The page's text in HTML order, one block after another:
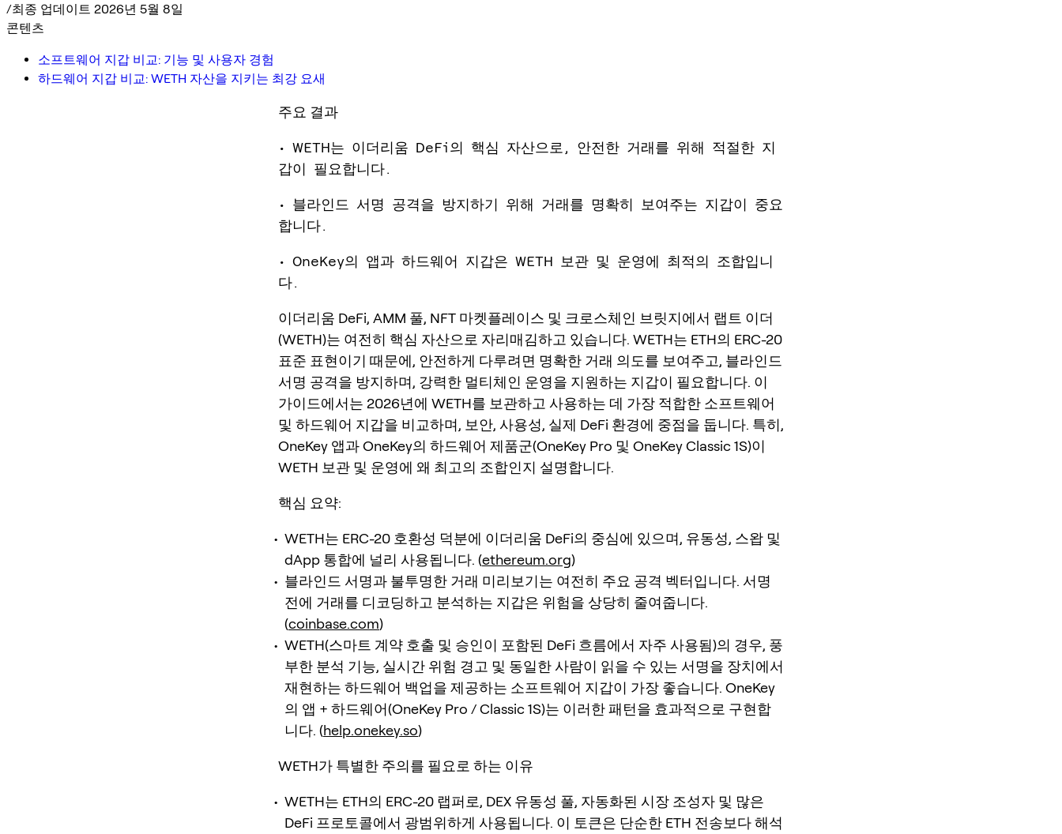
/최종 업데이트 2026년 5월 8일
콘텐츠
소프트웨어 지갑 비교: 기능 및 사용자 경험
하드웨어 지갑 비교: WETH 자산을 지키는 최강 요새
주요 결과
• WETH는 이더리움 DeFi의 핵심 자산으로, 안전한 거래를 위해 적절한 지
갑이 필요합니다.
• 블라인드 서명 공격을 방지하기 위해 거래를 명확히 보여주는 지갑이 중요
합니다.
• OneKey의 앱과 하드웨어 지갑은 WETH 보관 및 운영에 최적의 조합입니
다.
이더리움 DeFi, AMM 풀, NFT 마켓플레이스 및 크로스체인 브릿지에서 랩트 이더
(WETH)는 여전히 핵심 자산으로 자리매김하고 있습니다. WETH는 ETH의 ERC-20
표준 표현이기 때문에, 안전하게 다루려면 명확한 거래 의도를 보여주고, 블라인드
서명 공격을 방지하며, 강력한 멀티체인 운영을 지원하는 지갑이 필요합니다. 이
가이드에서는 2026년에 WETH를 보관하고 사용하는 데 가장 적합한 소프트웨어
및 하드웨어 지갑을 비교하며, 보안, 사용성, 실제 DeFi 환경에 중점을 둡니다. 특히,
OneKey 앱과 OneKey의 하드웨어 제품군(OneKey Pro 및 OneKey Classic 1S)이
WETH 보관 및 운영에 왜 최고의 조합인지 설명합니다.
핵심 요약:
WETH는 ERC-20 호환성 덕분에 이더리움 DeFi의 중심에 있으며, 유동성, 스왑 및
dApp 통합에 널리 사용됩니다. (ethereum.org)
블라인드 서명과 불투명한 거래 미리보기는 여전히 주요 공격 벡터입니다. 서명
전에 거래를 디코딩하고 분석하는 지갑은 위험을 상당히 줄여줍니다.
(coinbase.com)
WETH(스마트 계약 호출 및 승인이 포함된 DeFi 흐름에서 자주 사용됨)의 경우, 풍
부한 분석 기능, 실시간 위험 경고 및 동일한 사람이 읽을 수 있는 서명을 장치에서
재현하는 하드웨어 백업을 제공하는 소프트웨어 지갑이 가장 좋습니다. OneKey
의 앱 + 하드웨어(OneKey Pro / Classic 1S)는 이러한 패턴을 효과적으로 구현합
니다. (help.onekey.so)
WETH가 특별한 주의를 필요로 하는 이유
WETH는 ETH의 ERC-20 랩퍼로, DEX 유동성 풀, 자동화된 시장 조성자 및 많은
DeFi 프로토콜에서 광범위하게 사용됩니다. 이 토큰은 단순한 ETH 전송보다 해석